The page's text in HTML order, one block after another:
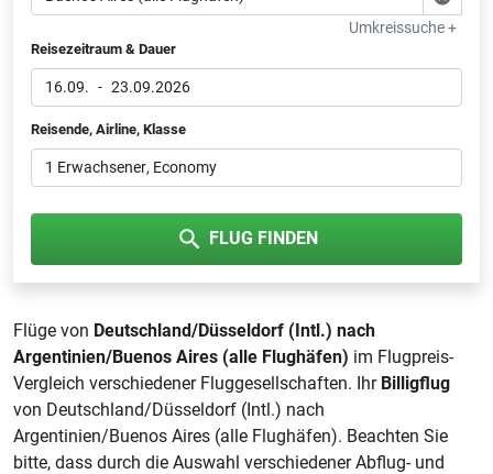
Umkreissuche +
Reisezeitraum & Dauer
16.09. - 23.09.2026
Reisende, Airline, Klasse
1 Erwachsener, Economy
FLUG FINDEN
Flüge von Deutschland/Düsseldorf (Intl.) nach
Argentinien/Buenos Aires (alle Flughäfen) im Flugpreis-
Vergleich verschiedener Fluggesellschaften. Ihr Billigflug
von Deutschland/Düsseldorf (Intl.) nach
Argentinien/Buenos Aires (alle Flughäfen). Beachten Sie
bitte, dass durch die Auswahl verschiedener Abflug- und